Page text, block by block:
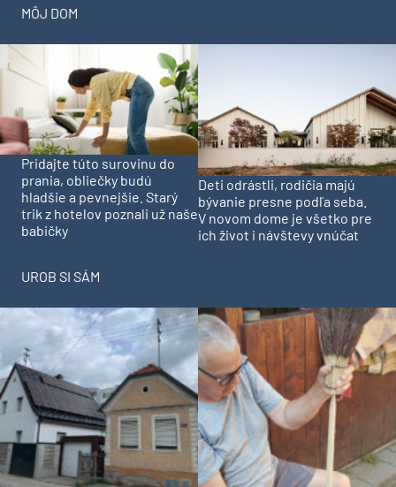
MÔJ DOM
Pridajte túto surovinu do
prania, obliečky budú
hladšie a pevnejšie. Starý
trik z hotelov poznali už naše
babičky
Deti odrástli, rodičia majú
bývanie presne podľa seba.
V novom dome je všetko pre
ich život i návštevy vnúčat
UROB SI SÁM